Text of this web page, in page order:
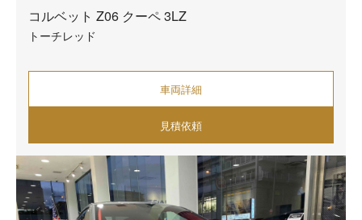
コルベット Z06 クーペ 3LZ
トーチレッド
車両詳細
見積依頼